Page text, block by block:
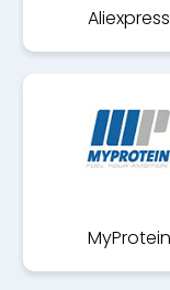
Aliexpress
MyProtein